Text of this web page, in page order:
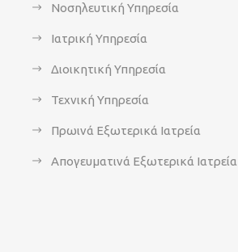
Νοσηλευτική Υπηρεσία
Ιατρική Υπηρεσία
Διοικητική Υπηρεσία
Τεχνική Υπηρεσία
Πρωινά Εξωτερικά Ιατρεία
Απογευματινά Εξωτερικά Ιατρεία